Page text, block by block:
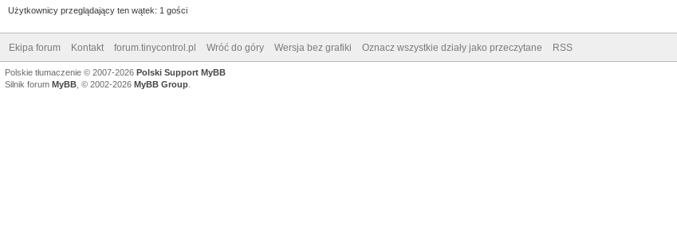
Użytkownicy przeglądający ten wątek: 1 gości
Ekipa forum Kontakt forum.tinycontrol.pl Wróć do góry Wersja bez grafiki Oznacz wszystkie działy jako przeczytane RSS
Polskie tłumaczenie © 2007-2026 Polski Support MyBB
Silnik forum MyBB , © 2002-2026 MyBB Group